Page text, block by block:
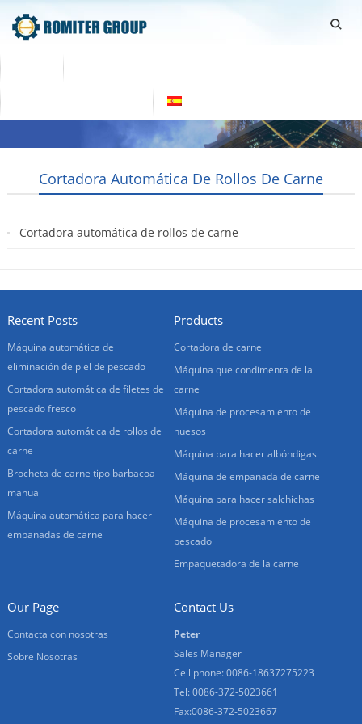
Cortadora Automática De Rollos De Carne
Cortadora automática de rollos de carne
Recent Posts
Máquina automática de
eliminación de piel de pescado
Cortadora automática de filetes de
pescado fresco
Cortadora automática de rollos de
carne
Brocheta de carne tipo barbacoa
manual
Máquina automática para hacer
empanadas de carne
Products
Cortadora de carne
Máquina que condimenta de la
carne
Máquina de procesamiento de
huesos
Máquina para hacer albóndigas
Máquina de empanada de carne
Máquina para hacer salchichas
Máquina de procesamiento de
pescado
Empaquetadora de la carne
Our Page
Contacta con nosotras
Sobre Nosotras
Contact Us
Peter
Sales Manager
Cell phone: 0086-18637275223
Tel: 0086-372-5023661
Fax:0086-372-5023667